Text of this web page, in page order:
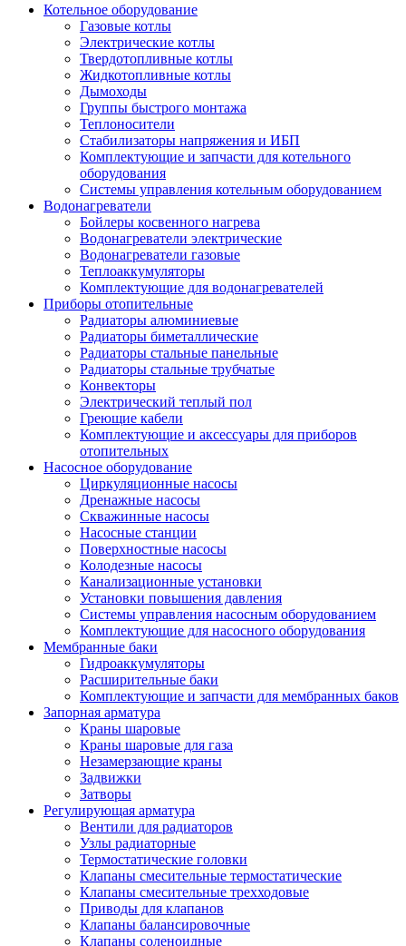
Котельное оборудование
Газовые котлы
Электрические котлы
Твердотопливные котлы
Жидкотопливные котлы
Дымоходы
Группы быстрого монтажа
Теплоносители
Стабилизаторы напряжения и ИБП
Комплектующие и запчасти для котельного
оборудования
Системы управления котельным оборудованием
Водонагреватели
Бойлеры косвенного нагрева
Водонагреватели электрические
Водонагреватели газовые
Теплоаккумуляторы
Комплектующие для водонагревателей
Приборы отопительные
Радиаторы алюминиевые
Радиаторы биметаллические
Радиаторы стальные панельные
Радиаторы стальные трубчатые
Конвекторы
Электрический теплый пол
Греющие кабели
Комплектующие и аксессуары для приборов
отопительных
Насосное оборудование
Циркуляционные насосы
Дренажные насосы
Скважинные насосы
Насосные станции
Поверхностные насосы
Колодезные насосы
Канализационные установки
Установки повышения давления
Системы управления насосным оборудованием
Комплектующие для насосного оборудования
Мембранные баки
Гидроаккумуляторы
Расширительные баки
Комплектующие и запчасти для мембранных баков
Запорная арматура
Краны шаровые
Краны шаровые для газа
Незамерзающие краны
Задвижки
Затворы
Регулирующая арматура
Вентили для радиаторов
Узлы радиаторные
Термостатические головки
Клапаны смесительные термостатические
Клапаны смесительные трехходовые
Приводы для клапанов
Клапаны балансировочные
Клапаны соленоидные